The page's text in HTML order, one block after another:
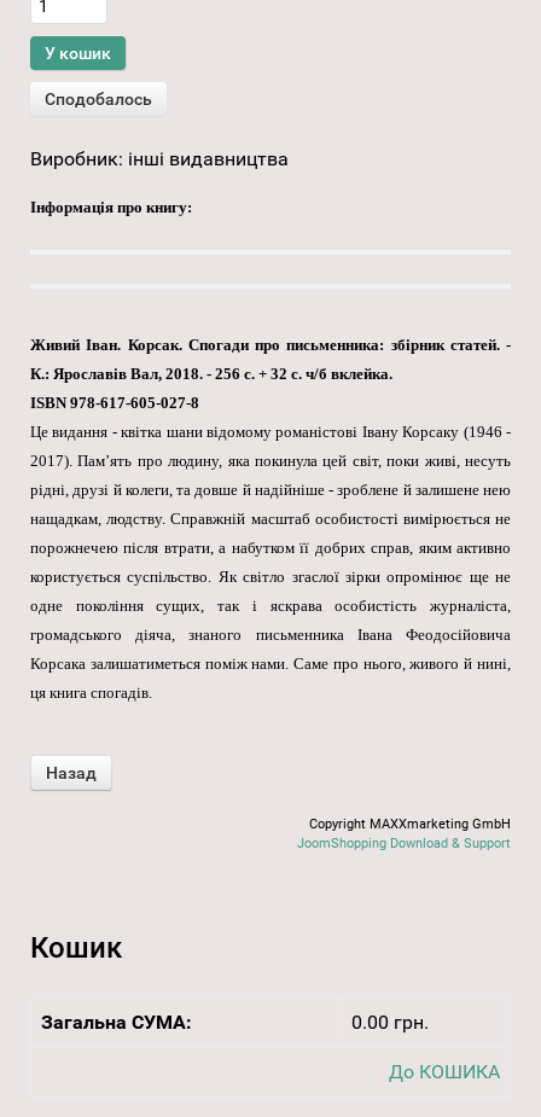
Виробник: інші видавництва
Інформація про книгу:
Живий Іван. Корсак. Спогади про письменника: збірник статей. -
К.: Ярославів Вал, 2018. - 256 с. + 32 с. ч/б вклейка.
ISBN 978-617-605-027-8
Це видання - квітка шани відомому романістові Івану Корсаку (1946 -
2017). Пам’ять про людину, яка покинула цей світ, поки живі, несуть
рідні, друзі й колеги, та довше й надійніше - зроблене й залишене нею
нащадкам, людству. Справжній масштаб особистості вимірюється не
порожнечею після втрати, а набутком її добрих справ, яким активно
користується суспільство. Як світло згаслої зірки опромінює ще не
одне покоління сущих, так і яскрава особистість журналіста,
громадського діяча, знаного письменника Івана Феодосійовича
Корсака залишатиметься поміж нами. Саме про нього, живого й нині,
ця книга спогадів.
Copyright MAXXmarketing GmbH
JoomShopping Download & Support
Кошик
Загальна СУМА: 0.00 грн.
До КОШИКА